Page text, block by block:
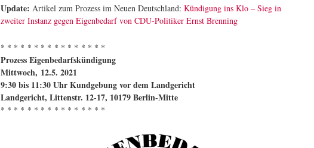
Update: Artikel zum Prozess im Neuen Deutschland: Kündigung ins Klo – Sieg in
zweiter Instanz gegen Eigenbedarf von CDU-Politiker Ernst Brenning
* * * * * * * * * * * * * * * *
Prozess Eigenbedarfskündigung
Mittwoch, 12.5. 2021
9:30 bis 11:30 Uhr Kundgebung vor dem Landgericht
Landgericht, Littenstr. 12-17, 10179 Berlin-Mitte
* * * * * * * * * * * * * * * *